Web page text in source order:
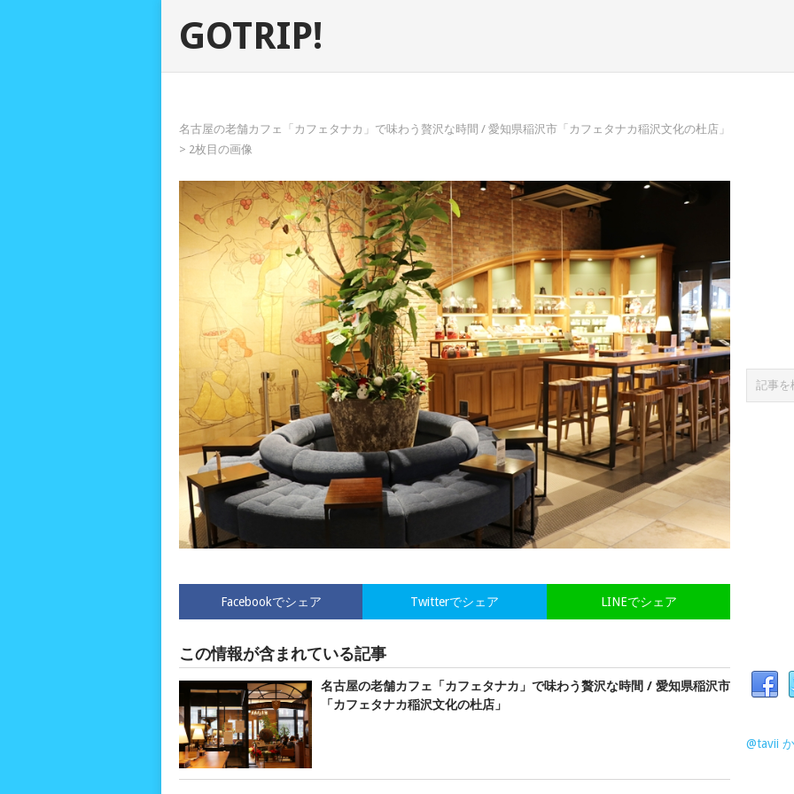
GOTRIP!
名古屋の老舗カフェ「カフェタナカ」で味わう贅沢な時間 / 愛知県稲沢市「カフェタナカ稲沢文化の杜店」
> 2枚目の画像
Facebookでシェア LINEでシェア
Twitterでシェア
この情報が含まれている記事
名古屋の老舗カフェ「カフェタナカ」で味わう贅沢な時間 / 愛知県稲沢市
「カフェタナカ稲沢文化の杜店」
@tavii